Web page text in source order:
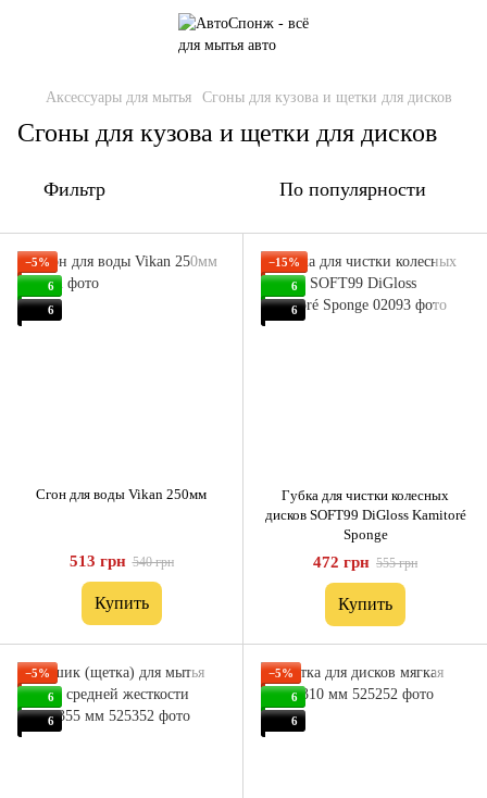
Аксессуары для мытья Сгоны для кузова и щетки для дисков
Сгоны для кузова и щетки для дисков
Фильтр По популярности
−5%
6
6
Cгон для воды Vikan 250мм
513 грн 540 грн
Купить
−15%
6
6
Губка для чистки колесных
дисков SOFT99 DiGloss Kamitoré
Sponge
472 грн 555 грн
Купить
−5%
6
6
−5%
6
6